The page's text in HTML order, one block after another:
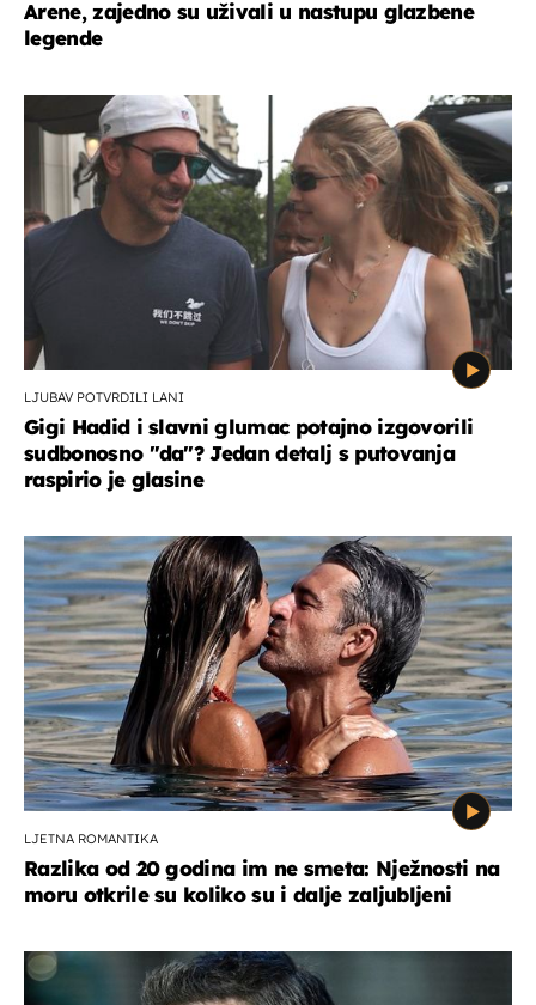
Arene, zajedno su uživali u nastupu glazbene
legende
LJUBAV POTVRDILI LANI
Gigi Hadid i slavni glumac potajno izgovorili
sudbonosno "da"? Jedan detalj s putovanja
raspirio je glasine
LJETNA ROMANTIKA
Razlika od 20 godina im ne smeta: Nježnosti na
moru otkrile su koliko su i dalje zaljubljeni